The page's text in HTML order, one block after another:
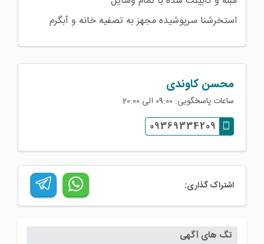
استخرشنا سرپوشیده مجهز به تصفیه خانه و آبگرم
محسن کاوندی
ساعات پاسخگویی: 09:00 الی 20:00
09369334209
اشتراک گذاری:
تگ های آگهی